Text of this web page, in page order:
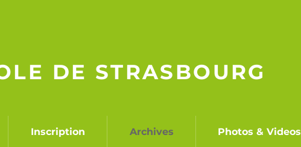
DE STRASBOURG
Inscription Archives Photos & Videos